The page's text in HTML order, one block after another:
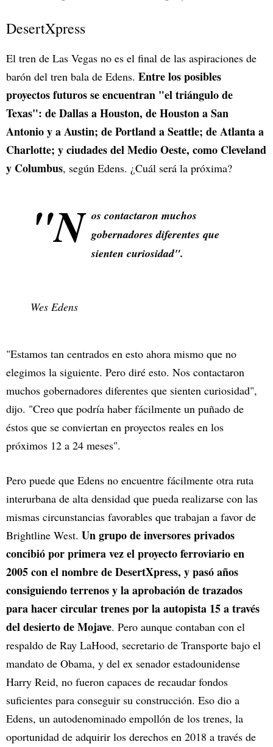
DesertXpress
El tren de Las Vegas no es el final de las aspiraciones de
barón del tren bala de Edens. Entre los posibles
proyectos futuros se encuentran "el triángulo de
Texas": de Dallas a Houston, de Houston a San
Antonio y a Austin; de Portland a Seattle; de Atlanta a
Charlotte; y ciudades del Medio Oeste, como Cleveland
y Columbus, según Edens. ¿Cuál será la próxima?
"N os contactaron muchos
gobernadores diferentes que
sienten curiosidad".
Wes Edens
"Estamos tan centrados en esto ahora mismo que no
elegimos la siguiente. Pero diré esto. Nos contactaron
muchos gobernadores diferentes que sienten curiosidad",
dijo. "Creo que podría haber fácilmente un puñado de
éstos que se conviertan en proyectos reales en los
próximos 12 a 24 meses".
Pero puede que Edens no encuentre fácilmente otra ruta
interurbana de alta densidad que pueda realizarse con las
mismas circunstancias favorables que trabajan a favor de
Brightline West. Un grupo de inversores privados
concibió por primera vez el proyecto ferroviario en
2005 con el nombre de DesertXpress, y pasó años
consiguiendo terrenos y la aprobación de trazados
para hacer circular trenes por la autopista 15 a través
del desierto de Mojave. Pero aunque contaban con el
respaldo de Ray LaHood, secretario de Transporte bajo el
mandato de Obama, y del ex senador estadounidense
Harry Reid, no fueron capaces de recaudar fondos
suficientes para conseguir su construcción. Eso dio a
Edens, un autodenominado empollón de los trenes, la
oportunidad de adquirir los derechos en 2018 a través de